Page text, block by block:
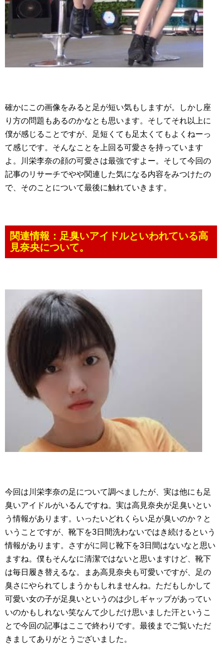
確かにこの画像をみると足が短い気もしますが。しかし座
り方の問題もあるのかなとも思います。そしてそれ以上に
僕が感じることですが、足短くても足太くてもよくねーっ
て感じです。そんなことを上回る可愛さを持っています
よ。川栄李奈の顔の可愛さは最強ですよー。そして今回の
記事のリサーチでやや関連した気になる内容をみつけたの
で、そのことについて最後に触れていきます。
関連情報：足臭いアイドルといわれている高
見奈央について。
今回は川栄李奈の足について調べましたが、実は他にも足
臭いアイドルがいるんですね。実は高見奈央が足臭いとい
う情報があります。いったいどれくらい足が臭いのか？と
いうことですが、靴下を3日間洗わないではき続けるという
情報があります。さすがに同じ靴下を3日間はないなと思い
ますね。僕もそんなに清潔ではないと思いますけど、靴下
は毎日履き替えるな。まあ高見奈央も可愛いですが、足の
臭さにやられてしまうかもしれませんね。ただもしかして
可愛い女の子が足臭いというのは少しギャップがあってい
いのかもしれない笑なんて少しだけ思いました汗というこ
とで今回の記事はここで終わりです。最後までご覧いただ
きましてありがとうございました。